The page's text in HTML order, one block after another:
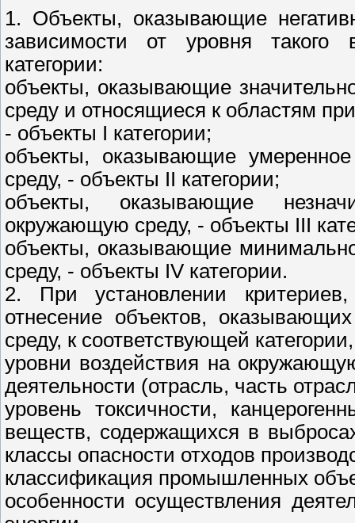
1. Объекты, оказывающие
зависимости от уровня такого
категории:
объекты, оказывающие
среду и относящиеся к областям
- объекты I категории;
объекты, оказывающие
среду, - объекты II категории;
объекты, оказывающие
окружающую среду, - объекты III
объекты, оказывающие
среду, - объекты IV категории.
2. При установлении
отнесение объектов,
среду, к соответствующей
уровни воздействия на
деятельности (отрасль, часть
уровень токсичности,
веществ, содержащихся в
классы опасности отходов
классификация промышленных
особенности осуществления